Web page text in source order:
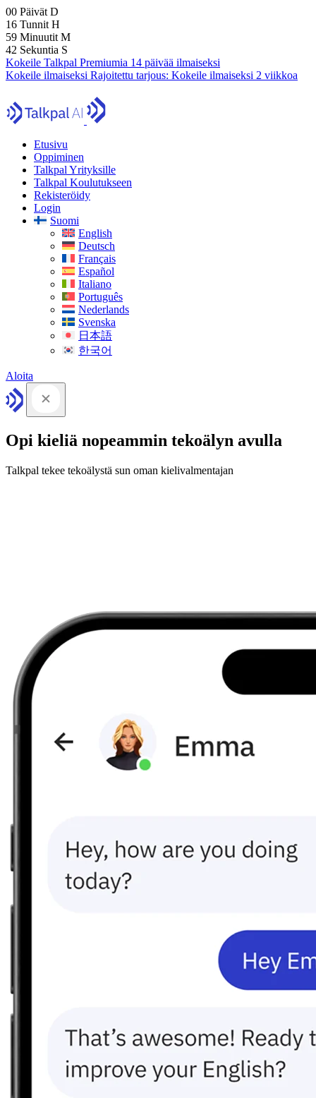
00 Päivät D
16 Tunnit H
59 Minuutit M
40 Sekuntia S
Kokeile Talkpal Premiumia 14 päivää ilmaiseksi
Kokeile ilmaiseksi Rajoitettu tarjous: Kokeile ilmaiseksi 2 viikkoa
Etusivu
Oppiminen
Talkpal Yrityksille
Talkpal Koulutukseen
Rekisteröidy
Login
Suomi
English
Deutsch
Français
Español
Italiano
Português
Nederlands
Svenska
日本語
한국어
Aloita
Opi kieliä nopeammin tekoälyn avulla
Talkpal tekee tekoälystä sun oman kielivalmentajan